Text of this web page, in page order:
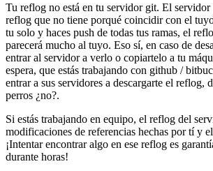
Tu reflog no está en tu servidor git. El
reflog que no tiene porqué coincidir con el
tu solo y haces push de todas tus ramas, el
parecerá mucho al tuyo. Eso sí, en caso de
entrar al servidor a verlo o copiartelo a tu
espera, que estás trabajando con github /
entrar a sus servidores a descargarte el reflog,
perros ¿no?.
Si estás trabajando en equipo, el reflog del
modificaciones de referencias hechas por tí y
¡Intentar encontrar algo en ese reflog es
durante horas!